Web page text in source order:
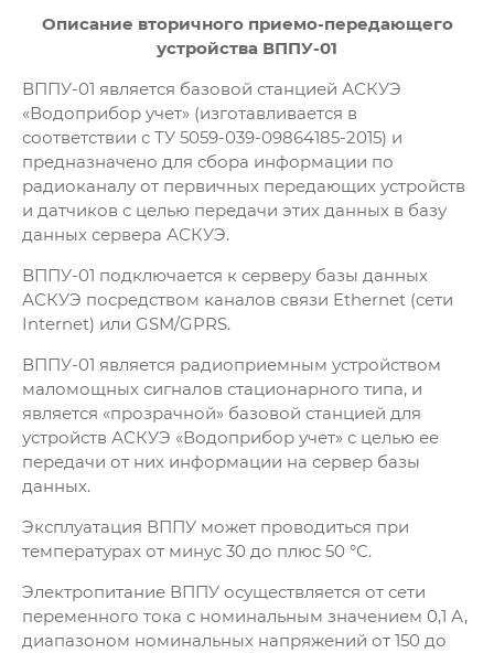
Описание вторичного приемо-передающего
устройства ВППУ-01
ВППУ-01 является базовой станцией АСКУЭ
«Водоприбор учет» (изготавливается в
соответствии с ТУ 5059-039-09864185-2015) и
предназначено для сбора информации по
радиоканалу от первичных передающих устройств
и датчиков с целью передачи этих данных в базу
данных сервера АСКУЭ.
ВППУ-01 подключается к серверу базы данных
АСКУЭ посредством каналов связи Ethernet (сети
Internet) или GSM/GPRS.
ВППУ-01 является радиоприемным устройством
маломощных сигналов стационарного типа, и
является «прозрачной» базовой станцией для
устройств АСКУЭ «Водоприбор учет» с целью ее
передачи от них информации на сервер базы
данных.
Эксплуатация ВППУ может проводиться при
температурах от минус 30 до плюс 50 °С.
Электропитание ВППУ осуществляется от сети
переменного тока с номинальным значением 0,1 А,
диапазоном номинальных напряжений от 150 до